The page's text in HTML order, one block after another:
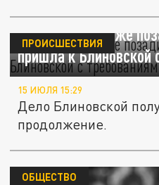
Казалось, все уже
пришла к Блиновской
ПРОИСШЕСТВИЯ
15 ИЮЛЯ 15:29
Дело Блиновской
продолжение.
ОБЩЕСТВО